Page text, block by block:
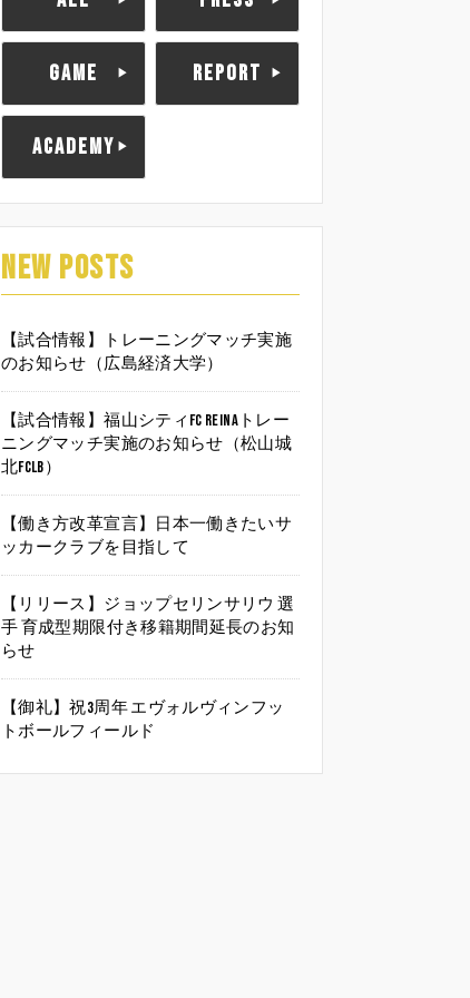
GAME REPORT
ACADEMY
NEW POSTS
【試合情報】トレーニングマッチ実施
のお知らせ（広島経済大学）
【試合情報】福山シティFC Reinaトレー
ニングマッチ実施のお知らせ（松山城
北FCLB）
【働き方改革宣言】日本一働きたいサ
ッカークラブを目指して
【リリース】ジョップセリンサリウ 選
手 育成型期限付き移籍期間延長のお知
らせ
【御礼】祝3周年 エヴォルヴィンフッ
トボールフィールド